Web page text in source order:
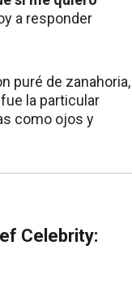
a responder
puré de zanahoria,
la particular
como ojos y
Celebrity: